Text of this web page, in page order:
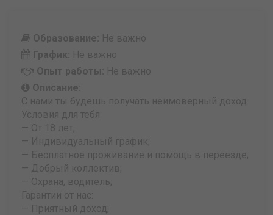
Образование: Не важно
График: Не важно
Опыт работы: Не важно
Описание:
С нами ты будешь получать неимоверный доход.
Условия для тебя:
— От 18 лет;
— Индивидуальный график;
— Бесплатное проживание и помощь в переезде;
— Добрый коллектив;
— Охрана, водитель;
Гарантии от нас:
— Приятный доход;